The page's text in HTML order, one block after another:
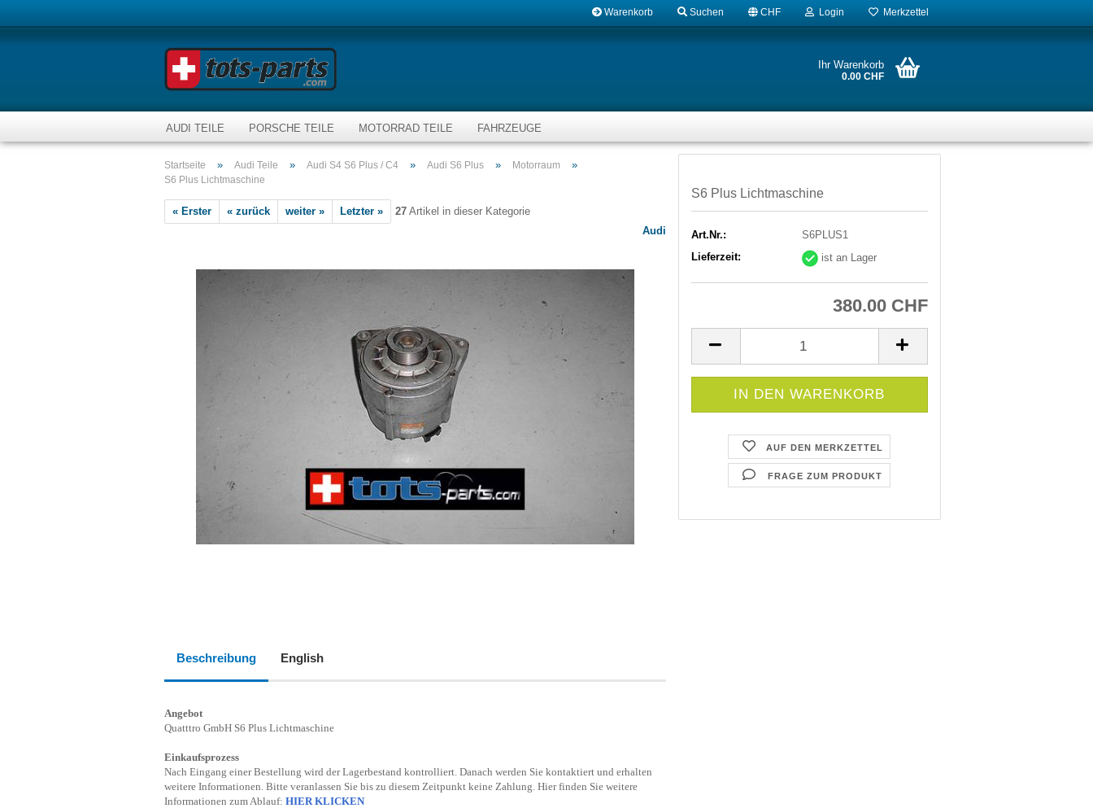
Warenkorb Suchen CHF Login Merkzettel
Ihr Warenkorb
0.00 CHF
AUDI TEILE PORSCHE TEILE MOTORRAD TEILE FAHRZEUGE
Startseite » Audi Teile » Audi S4 S6 Plus / C4 » Audi S6 Plus » Motorraum »
S6 Plus Lichtmaschine
« Erster « zurück weiter » Letzter » 27 Artikel in dieser Kategorie
Audi
S6 Plus Lichtmaschine
Art.Nr.:
S6PLUS1
Lieferzeit:
ist an Lager
380.00 CHF
AUF DEN MERKZETTEL
FRAGE ZUM PRODUKT
Beschreibung English
Angebot
Quatttro GmbH S6 Plus Lichtmaschine
Einkaufsprozess
Nach Eingang einer Bestellung wird der Lagerbestand kontrolliert. Danach werden Sie kontaktiert und erhalten
weitere Informationen. Bitte veranlassen Sie bis zu diesem Zeitpunkt keine Zahlung. Hier finden Sie weitere
Informationen zum Ablauf: HIER KLICKEN